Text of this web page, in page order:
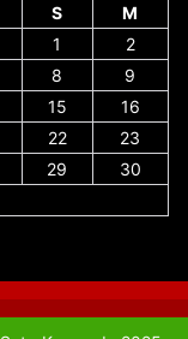
S
M
1
2
8
9
15
16
22
23
29
30